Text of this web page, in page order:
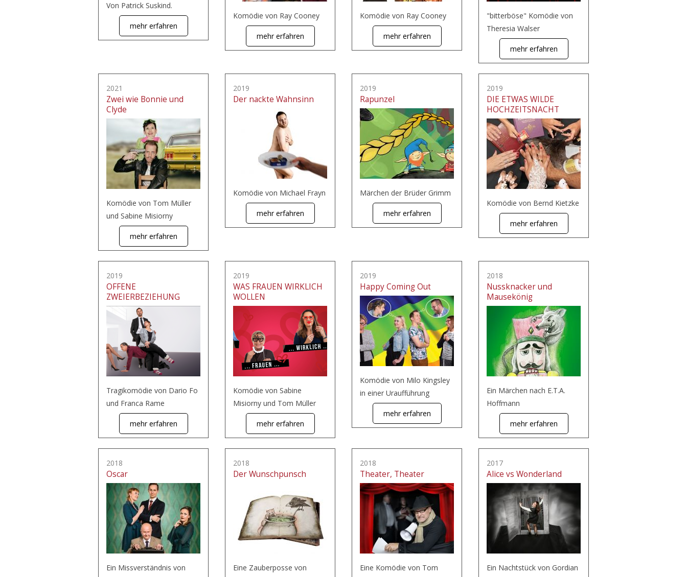
Von Patrick Suskind.
mehr erfahren
Komödie von Ray Cooney
mehr erfahren
Komödie von Ray Cooney
mehr erfahren
"bitterböse" Komödie von
Theresia Walser
mehr erfahren
2021
Zwei wie Bonnie und
Clyde
Komödie von Tom Müller
und Sabine Misiorny
mehr erfahren
2019
Der nackte Wahnsinn
Komödie von Michael Frayn
mehr erfahren
2019
Rapunzel
Märchen der Brüder Grimm
mehr erfahren
2019
DIE ETWAS WILDE
HOCHZEITSNACHT
Komödie von Bernd Kietzke
mehr erfahren
2019
OFFENE
ZWEIERBEZIEHUNG
Tragikomödie von Dario Fo
und Franca Rame
mehr erfahren
2019
WAS FRAUEN WIRKLICH
WOLLEN
Komödie von Sabine
Misiorny und Tom Müller
mehr erfahren
2019
Happy Coming Out
Komödie von Milo Kingsley
in einer Uraufführung
mehr erfahren
2018
Nussknacker und
Mausekönig
Ein Märchen nach E.T.A.
Hoffmann
mehr erfahren
2018
Oscar
Ein Missverständnis von
2018
Der Wunschpunsch
Eine Zauberposse von
2018
Theater, Theater
Eine Komödie von Tom
2017
Alice vs Wonderland
Ein Nachtstück von Gordian